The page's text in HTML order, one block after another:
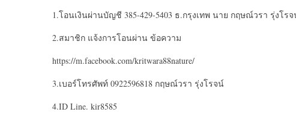
1.โอนเงินผ่านบัญชี 385-429-5403 ธ.กรุงเทพ นาย กฤษณ์วรา รุ่งโร
2.สมาชิก แจ้งการโอนผ่าน ข้อความ
https://m.facebook.com/kritwara88nature/
3.เบอร์โทรศัพท์ 0922596818 กฤษณ์วรา รุ่งโรจน์
4.ID Line. kir8585